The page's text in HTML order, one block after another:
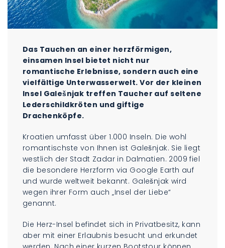
Das Tauchen an einer herzförmigen,
einsamen Insel bietet nicht nur
romantische Erlebnisse, sondern auch eine
vielfältige Unterwasserwelt. Vor der kleinen
Insel Galešnjak treffen Taucher auf seltene
Lederschildkröten und giftige
Drachenköpfe.
Kroatien umfasst über 1.000 Inseln. Die wohl
romantischste von Ihnen ist Galešnjak. Sie liegt
westlich der Stadt Zadar in Dalmatien. 2009 fiel
die besondere Herzform via Google Earth auf
und wurde weltweit bekannt. Galešnjak wird
wegen ihrer Form auch „Insel der Liebe“
genannt.
Die Herz-Insel befindet sich in Privatbesitz, kann
aber mit einer Erlaubnis besucht und erkundet